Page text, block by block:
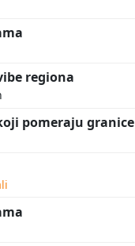
regiona
pomeraju granice